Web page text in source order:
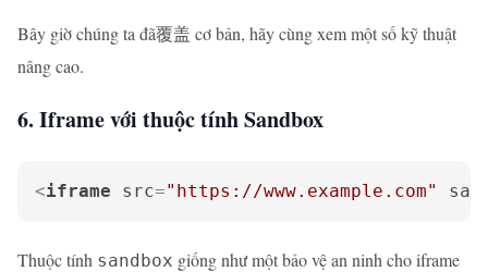
Bây giờ chúng ta đã覆盖 cơ bản, hãy cùng xem một số kỹ thuật
nâng cao.
6. Iframe với thuộc tính Sandbox
<iframe src="https://www.example.com"
Thuộc tính sandbox giống như một bảo vệ an ninh cho iframe